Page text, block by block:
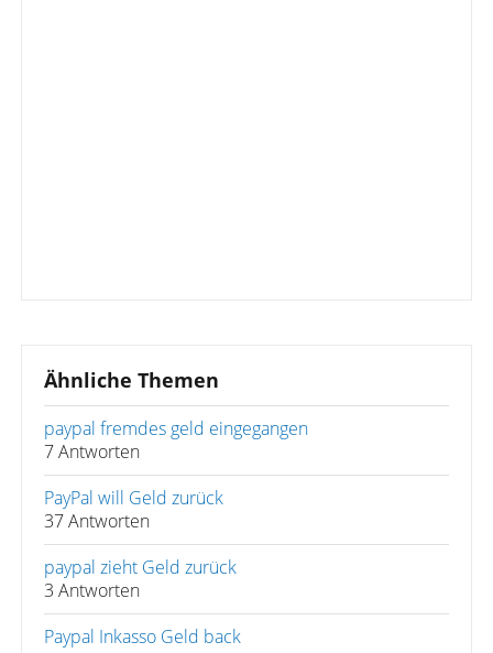
Ähnliche Themen
paypal fremdes geld eingegangen
7 Antworten
PayPal will Geld zurück
37 Antworten
paypal zieht Geld zurück
3 Antworten
Paypal Inkasso Geld back